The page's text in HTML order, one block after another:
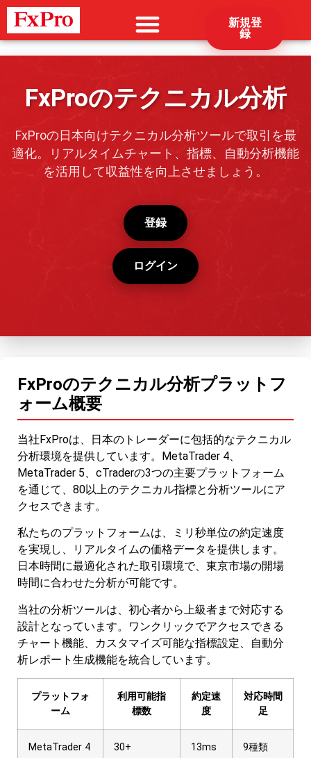
新規登
録
FxProのテクニカル分析
FxProの日本向けテクニカル分析ツールで取引を最
適化。リアルタイムチャート、指標、自動分析機能
を活用して収益性を向上させましょう。
登録
ログイン
FxProのテクニカル分析プラットフ
ォーム概要
当社FxProは、日本のトレーダーに包括的なテクニカル
分析環境を提供しています。MetaTrader 4、
MetaTrader 5、cTraderの3つの主要プラットフォーム
を通じて、80以上のテクニカル指標と分析ツールにア
クセスできます。
私たちのプラットフォームは、ミリ秒単位の約定速度
を実現し、リアルタイムの価格データを提供します。
日本時間に最適化された取引環境で、東京市場の開場
時間に合わせた分析が可能です。
当社の分析ツールは、初心者から上級者まで対応する
設計となっています。ワンクリックでアクセスできる
チャート機能、カスタマイズ可能な指標設定、自動分
析レポート生成機能を統合しています。
プラットフォ
ーム
利用可能指
標数
約定速
度
対応時間
足
MetaTrader 4 30+ 13ms 9種類